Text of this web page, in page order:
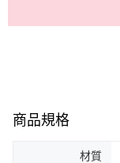
商品規格
材質